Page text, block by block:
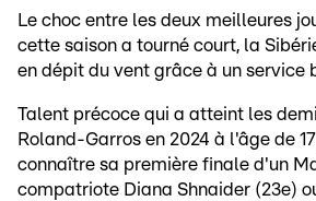
Le choc entre les deux meilleures
cette saison a tourné court, la
en dépit du vent grâce à un service
Talent précoce qui a atteint les
Roland-Garros en 2024 à l'âge de
connaître sa première finale d'un
compatriote Diana Shnaider (23e)